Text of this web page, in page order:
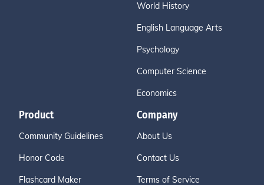
World History
English Language Arts
Psychology
Computer Science
Economics
Product
Community Guidelines
Honor Code
Flashcard Maker
Company
About Us
Contact Us
Terms of Service